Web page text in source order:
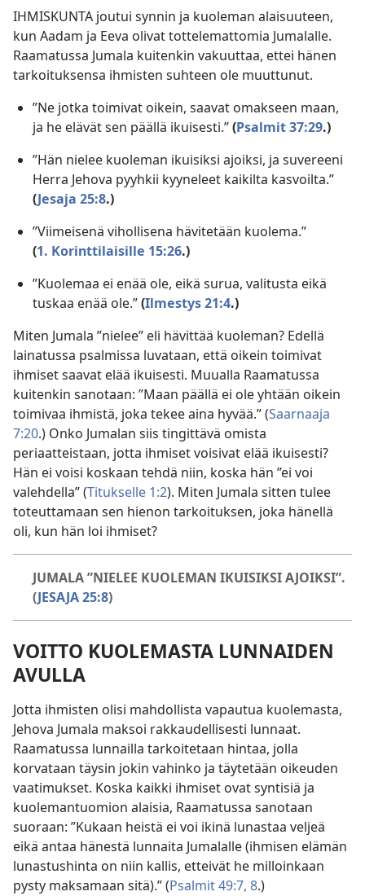
IHMISKUNTA joutui synnin ja kuoleman alaisuuteen,
kun Aadam ja Eeva olivat tottelemattomia Jumalalle.
Raamatussa Jumala kuitenkin vakuuttaa, ettei hänen
tarkoituksensa ihmisten suhteen ole muuttunut.
”Ne jotka toimivat oikein, saavat omakseen maan,
ja he elävät sen päällä ikuisesti.”(Psalmit 37:29.)
”Hän nielee kuoleman ikuisiksi ajoiksi, ja suvereeni
Herra Jehova pyyhkii kyyneleet kaikilta kasvoilta.”
(Jesaja 25:8.)
”Viimeisenä vihollisena hävitetään kuolema.”
(1. Korinttilaisille 15:26.)
”Kuolemaa ei enää ole, eikä surua, valitusta eikä
tuskaa enää ole.”(Ilmestys 21:4.)
Miten Jumala ”nielee” eli hävittää kuoleman? Edellä
lainatussa psalmissa luvataan, että oikein toimivat
ihmiset saavat elää ikuisesti. Muualla Raamatussa
kuitenkin sanotaan: ”Maan päällä ei ole yhtään oikein
toimivaa ihmistä, joka tekee aina hyvää.” (Saarnaaja
7:20.) Onko Jumalan siis tingittävä omista
periaatteistaan, jotta ihmiset voisivat elää ikuisesti?
Hän ei voisi koskaan tehdä niin, koska hän ”ei voi
valehdella” (Titukselle 1:2). Miten Jumala sitten tulee
toteuttamaan sen hienon tarkoituksen, joka hänellä
oli, kun hän loi ihmiset?
JUMALA ”NIELEE KUOLEMAN IKUISIKSI AJOIKSI”.
(JESAJA 25:8)
VOITTO KUOLEMASTA LUNNAIDEN
AVULLA
Jotta ihmisten olisi mahdollista vapautua kuolemasta,
Jehova Jumala maksoi rakkaudellisesti lunnaat.
Raamatussa lunnailla tarkoitetaan hintaa, jolla
korvataan täysin jokin vahinko ja täytetään oikeuden
vaatimukset. Koska kaikki ihmiset ovat syntisiä ja
kuolemantuomion alaisia, Raamatussa sanotaan
suoraan: ”Kukaan heistä ei voi ikinä lunastaa veljeä
eikä antaa hänestä lunnaita Jumalalle (ihmisen elämän
lunastushinta on niin kallis, etteivät he milloinkaan
pysty maksamaan sitä).” (Psalmit 49:7, 8.)